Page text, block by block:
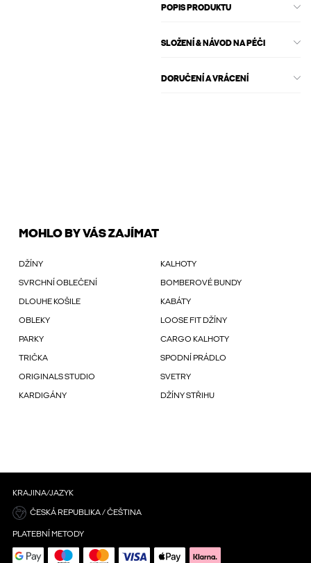
POPIS PRODUKTU
SLOŽENÍ & NÁVOD NA PÉČI
DORUČENÍ A VRÁCENÍ
MOHLO BY VÁS ZAJÍMAT
DŽÍNY KALHOTY
SVRCHNÍ OBLEČENÍ BOMBEROVÉ BUNDY
DLOUHE KOŠILE KABÁTY
OBLEKY LOOSE FIT DŽÍNY
PARKY CARGO KALHOTY
TRIČKA SPODNÍ PRÁDLO
ORIGINALS STUDIO SVETRY
KARDIGÁNY DŽÍNY STŘIHU
KRAJINA/JAZYK
ČESKÁ REPUBLIKA / ČEŠTINA
PLATEBNÍ METODY